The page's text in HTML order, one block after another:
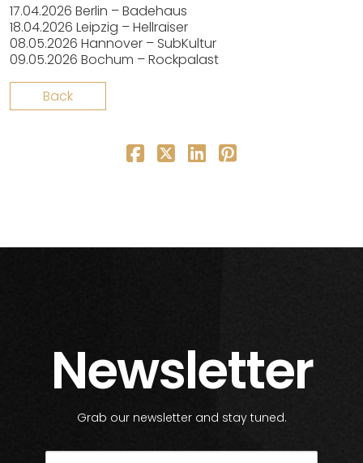
17.04.2026 Berlin – Badehaus
18.04.2026 Leipzig – Hellraiser
08.05.2026 Hannover – SubKultur
09.05.2026 Bochum – Rockpalast
Back
Newsletter
Grab our newsletter and stay tuned.